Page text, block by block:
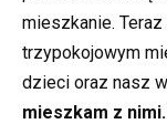
mieszkanie.
trzypokojowym
dzieci oraz nasz
mieszkam z nimi.